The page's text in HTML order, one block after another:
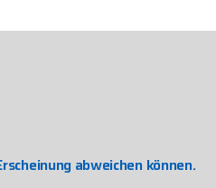
abweichen können.